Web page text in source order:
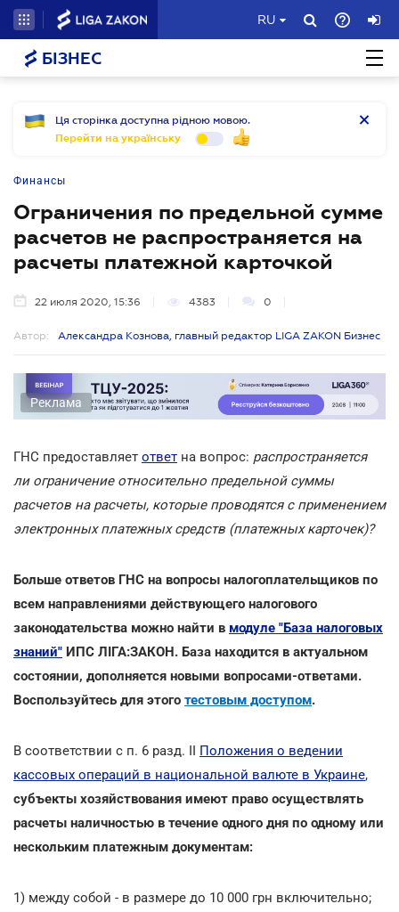
RU
БІЗНЕС
Ця сторінка доступна рідною мовою.
Перейти на українську
Финансы
Ограничения по предельной сумме
расчетов не распространяется на
расчеты платежной карточкой
22 июля 2020, 15:36 4383 0
Автор: Александра Кознова, главный редактор LIGA ZAKON Бизнес
Реклама
ГНС предоставляет ответ на вопрос: распространяется
ли ограничение относительно предельной суммы
расчетов на расчеты, которые проводятся с применением
электронных платежных средств (платежных карточек)?
Больше ответов ГНС на вопросы налогоплательщиков по
всем направлениями действующего налогового
законодательства можно найти в модуле "База налоговых
знаний" ИПС ЛІГА:ЗАКОН. База находится в актуальном
состоянии, дополняется новыми вопросами-ответами.
Воспользуйтесь для этого тестовым доступом.
В соответствии с п. 6 разд. II Положения о ведении
кассовых операций в национальной валюте в Украине,
субъекты хозяйствования имеют право осуществлять
расчеты наличностью в течение одного дня по одному или
нескольким платежным документам:
1) между собой - в размере до 10 000 грн включительно;